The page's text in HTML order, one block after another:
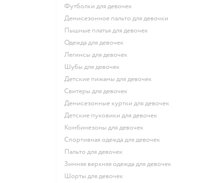
Футболки для девочек
Демисезонное пальто для девочки
Пышные платья для девочек
Одежда для девочек
Легинсы для девочек
Шубы для девочек
Детские пижамы для девочек
Свитеры для девочек
Демисезонные куртки для девочек
Детские пуховики для девочек
Комбинезоны для девочек
Спортивная одежда для девочек
Пальто для девочек
Зимняя верхняя одежда для девочек
Шорты для девочек